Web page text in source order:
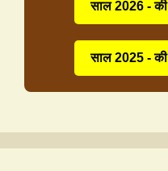
साल 2026 - की
साल 2025 - की